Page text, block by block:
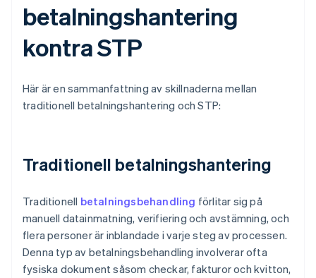
betalningshantering
kontra STP
Här är en sammanfattning av skillnaderna mellan
traditionell betalningshantering och STP:
Traditionell betalningshantering
Traditionell betalningsbehandling förlitar sig på
manuell datainmatning, verifiering och avstämning, och
flera personer är inblandade i varje steg av processen.
Denna typ av betalningsbehandling involverar ofta
fysiska dokument såsom checkar, fakturor och kvitton,